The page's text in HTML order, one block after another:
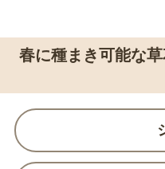
春に種まき可能な